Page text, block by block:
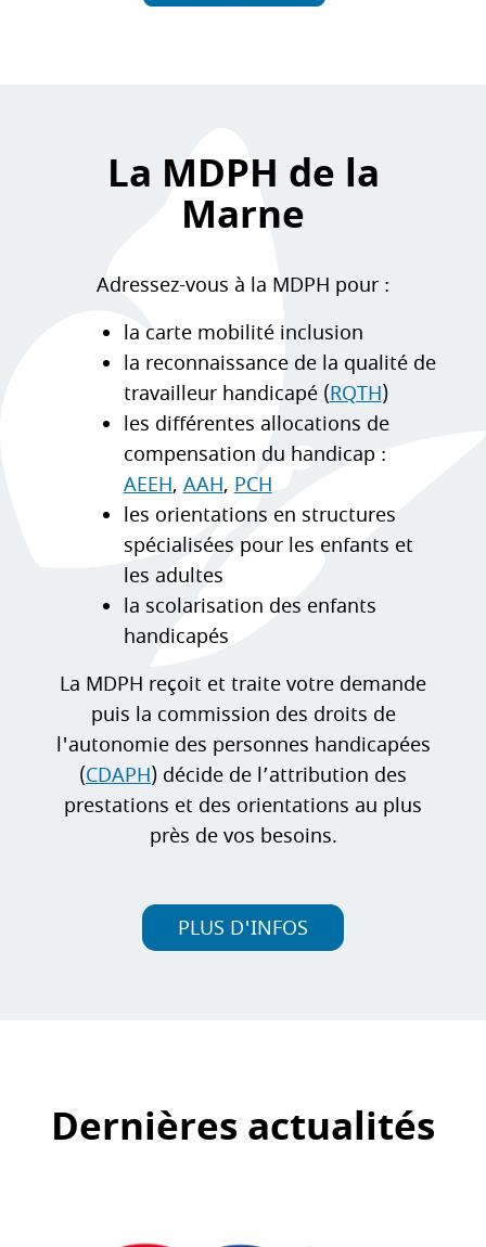
La MDPH de la
Marne
Adressez-vous à la MDPH pour :
la carte mobilité inclusion
la reconnaissance de la qualité de
travailleur handicapé (RQTH)
les différentes allocations de
compensation du handicap :
AEEH, AAH, PCH
les orientations en structures
spécialisées pour les enfants et
les adultes
la scolarisation des enfants
handicapés
La MDPH reçoit et traite votre demande
puis la commission des droits de
l'autonomie des personnes handicapées
(CDAPH) décide de l’attribution des
prestations et des orientations au plus
près de vos besoins.
PLUS D'INFOS
Dernières actualités